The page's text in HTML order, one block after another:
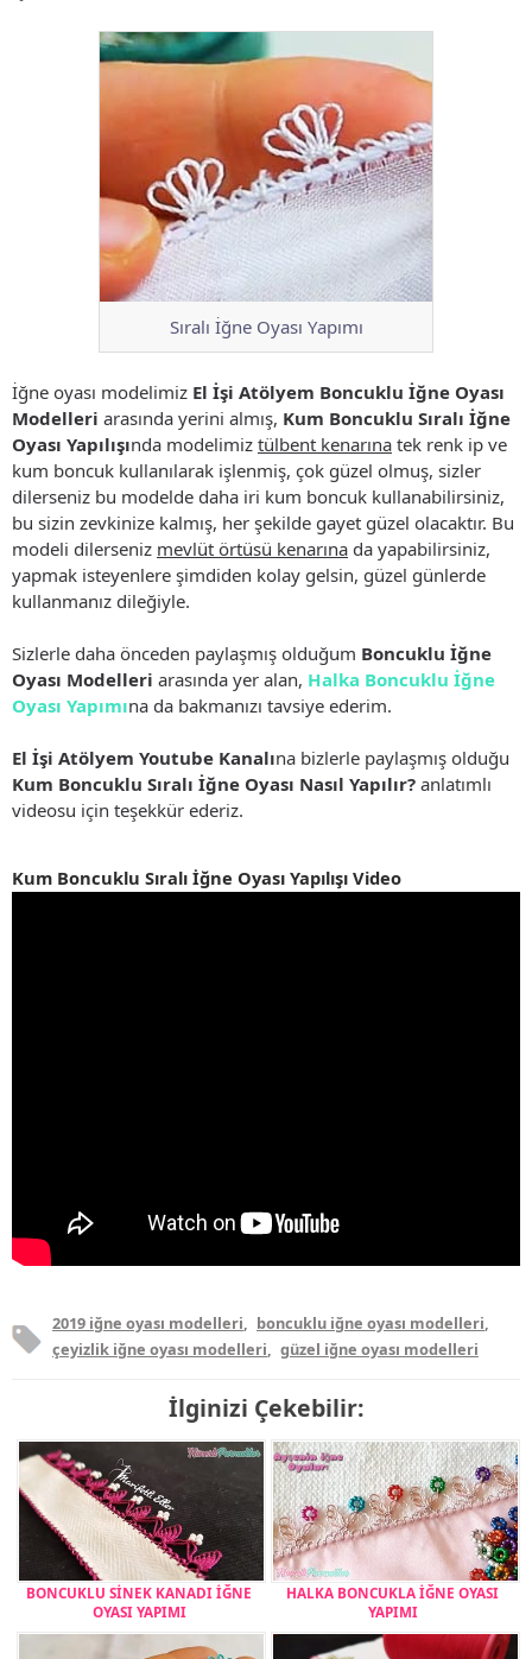
Sıralı İğne Oyası Yapımı
İğne oyası modelimiz El İşi Atölyem Boncuklu İğne Oyası
Modelleri arasında yerini almış, Kum Boncuklu Sıralı İğne
Oyası Yapılışında modelimiz tülbent kenarına tek renk ip ve
kum boncuk kullanılarak işlenmiş, çok güzel olmuş, sizler
dilerseniz bu modelde daha iri kum boncuk kullanabilirsiniz,
bu sizin zevkinize kalmış, her şekilde gayet güzel olacaktır. Bu
modeli dilerseniz mevlüt örtüsü kenarına da yapabilirsiniz,
yapmak isteyenlere şimdiden kolay gelsin, güzel günlerde
kullanmanız dileğiyle.
Sizlerle daha önceden paylaşmış olduğum Boncuklu İğne
Oyası Modelleri arasında yer alan, Halka Boncuklu İğne
Oyası Yapımına da bakmanızı tavsiye ederim.
El İşi Atölyem Youtube Kanalına bizlerle paylaşmış olduğu
Kum Boncuklu Sıralı İğne Oyası Nasıl Yapılır? anlatımlı
videosu için teşekkür ederiz.
Kum Boncuklu Sıralı İğne Oyası Yapılışı Video
2019 iğne oyası modelleri, boncuklu iğne oyası modelleri,
çeyizlik iğne oyası modelleri, güzel iğne oyası modelleri
İlginizi Çekebilir:
BONCUKLU SİNEK KANADI İĞNE
OYASI YAPIMI
HALKA BONCUKLA İĞNE OYASI
YAPIMI